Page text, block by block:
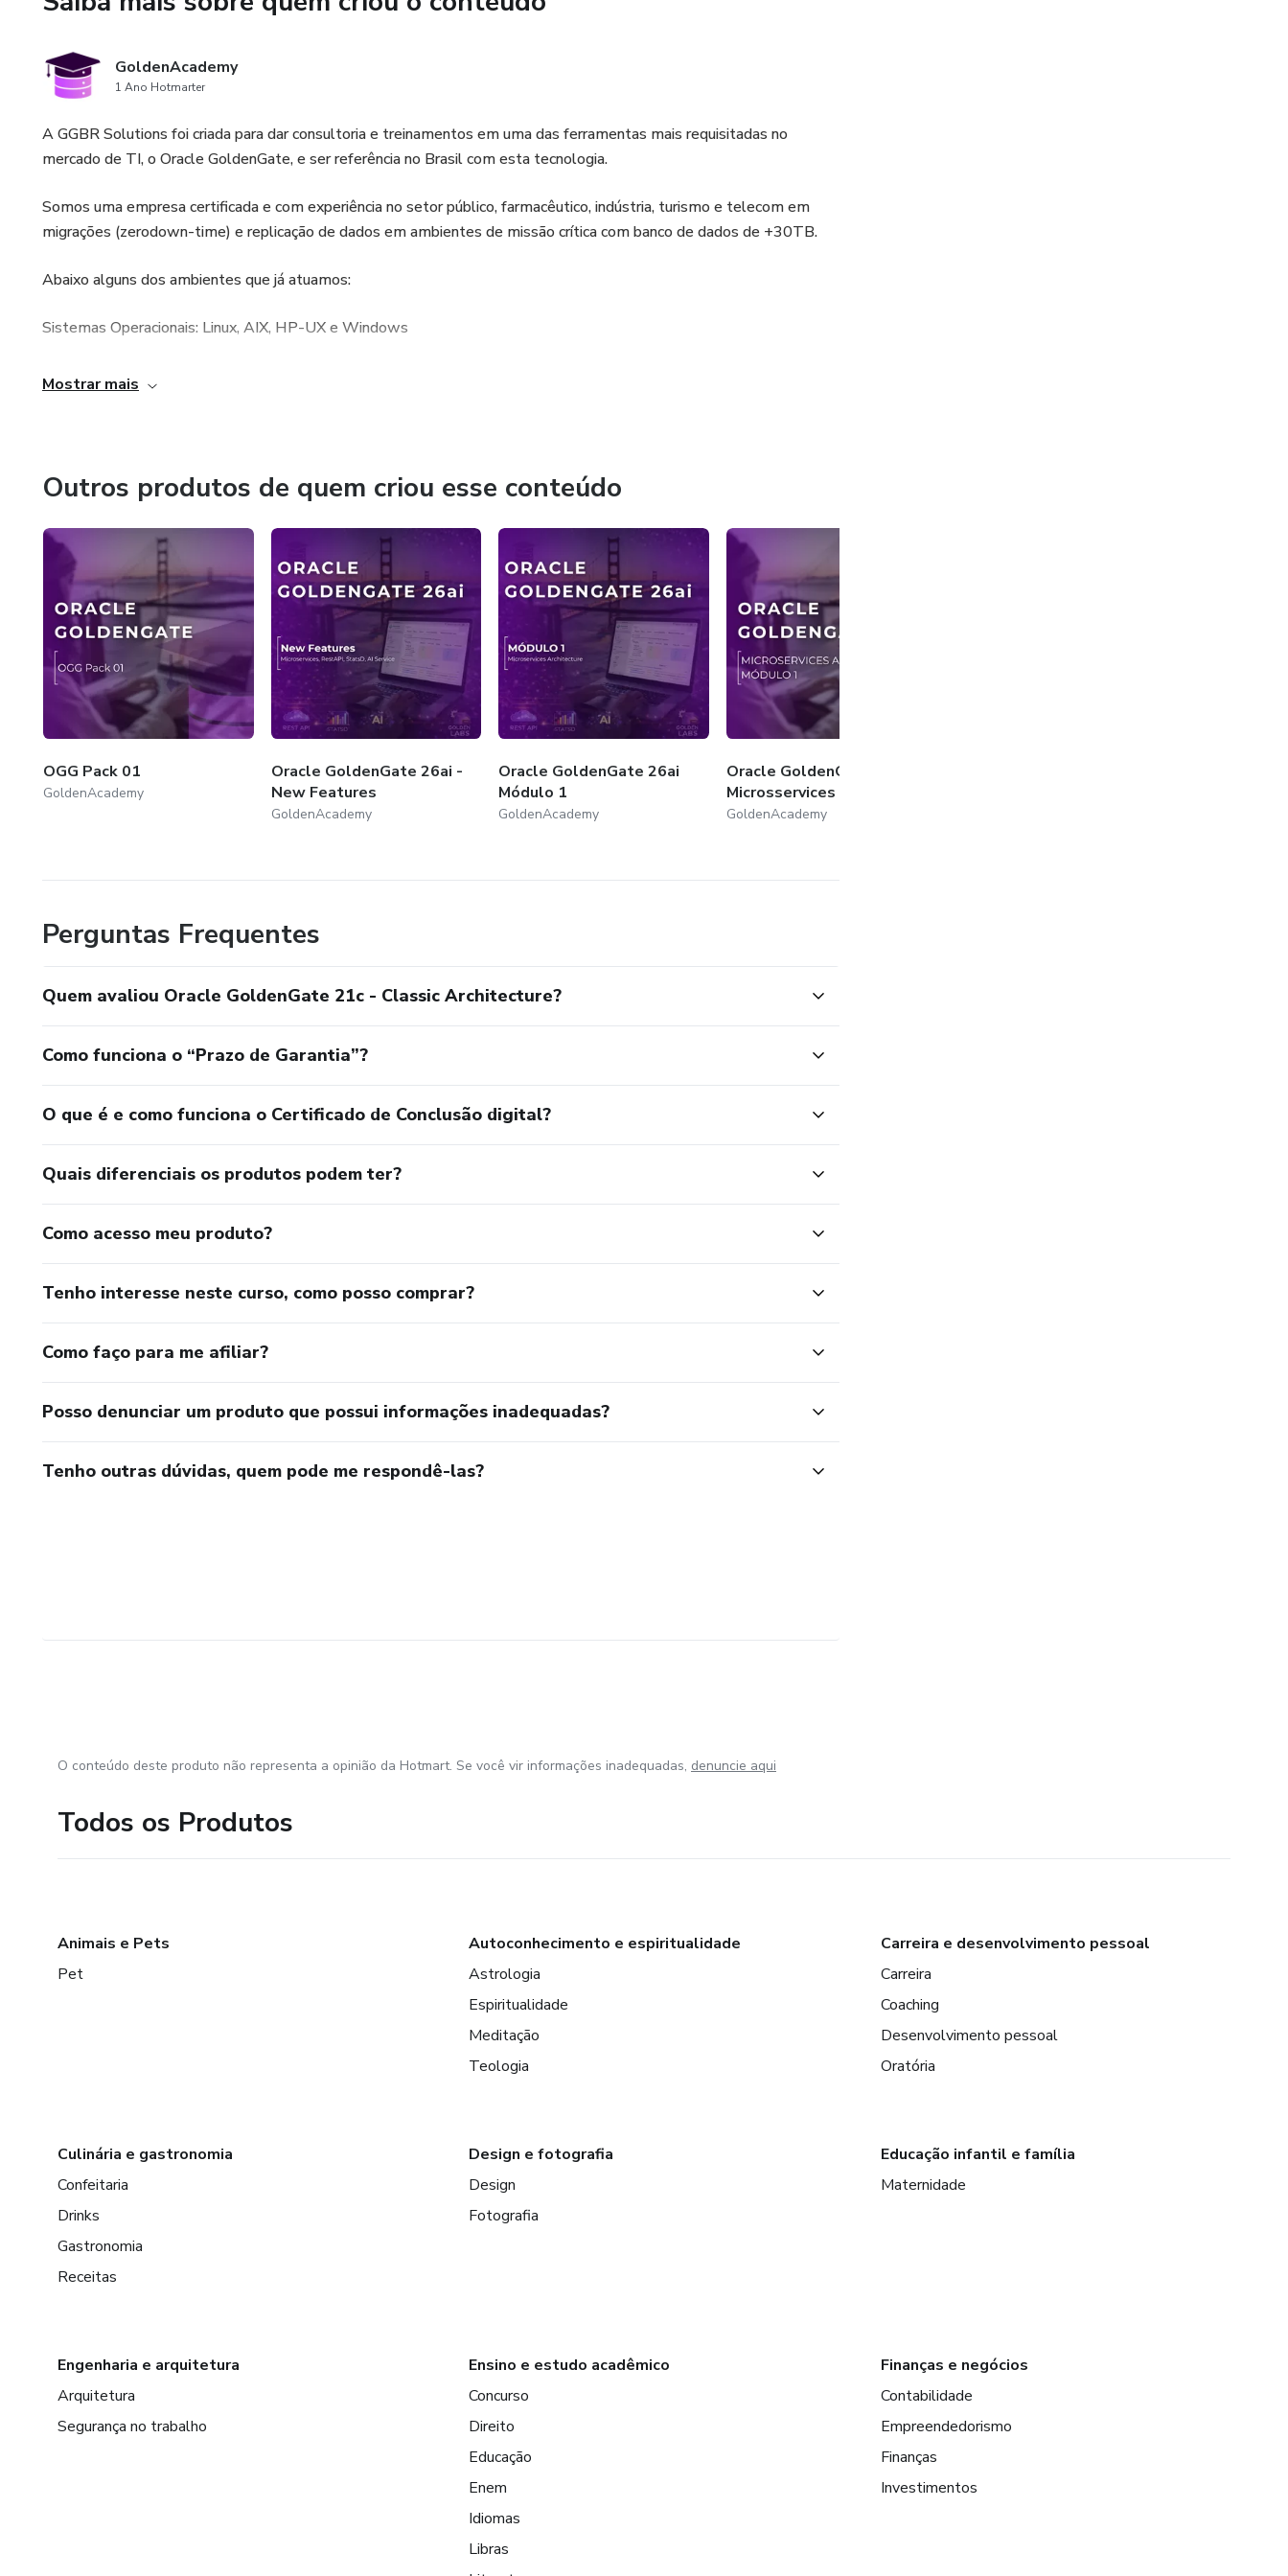
administração e monitoração. Também apresentamos métodos para migrações zero-
Após o curso, o aluno terá acesso ao laboratório por um período extra de 30 dias,
metodologia prática garante que você saia do curso com habilidades aplicáveis e prontas
para agregar valor ao seu ambiente corporativo.
Invista em sua carreira com o melhor curso de Oracle GoldenGate Classic!
GoldenAcademy
1 Ano Hotmarter
A GGBR Solutions foi criada para dar consultoria e treinamentos em uma das ferramentas mais requisitadas no
mercado de TI, o Oracle GoldenGate, e ser referência no Brasil com esta tecnologia.
Somos uma empresa certificada e com experiência no setor público, farmacêutico, indústria, turismo e telecom em
migrações (zerodown-time) e replicação de dados em ambientes de missão crítica com banco de dados de +30TB.
Abaixo alguns dos ambientes que já atuamos:
Sistemas Operacionais: Linux, AIX, HP-UX e Windows
Banco de Dados: Oracle e SQL Server
Mostrar mais
Outros produtos de quem criou esse conteúdo
OGG Pack 01
GoldenAcademy
Oracle GoldenGate 26ai -
New Features
GoldenAcademy
Oracle GoldenGate 26ai
Módulo 1
GoldenAcademy
Oracle GoldenGate 21c -
Microsservices Architecture
GoldenAcademy
Perguntas Frequentes
Quem avaliou Oracle GoldenGate 21c - Classic Architecture?
Como funciona o “Prazo de Garantia”?
O que é e como funciona o Certificado de Conclusão digital?
Quais diferenciais os produtos podem ter?
Como acesso meu produto?
Tenho interesse neste curso, como posso comprar?
Como faço para me afiliar?
Posso denunciar um produto que possui informações inadequadas?
Tenho outras dúvidas, quem pode me respondê-las?
O conteúdo deste produto não representa a opinião da Hotmart. Se você vir informações inadequadas, denuncie aqui
Todos os Produtos
Animais e Pets
Pet
Autoconhecimento e espiritualidade
Astrologia
Espiritualidade
Meditação
Teologia
Carreira e desenvolvimento pessoal
Carreira
Coaching
Desenvolvimento pessoal
Oratória
Culinária e gastronomia
Confeitaria
Drinks
Gastronomia
Receitas
Design e fotografia
Design
Fotografia
Educação infantil e família
Maternidade
Engenharia e arquitetura
Arquitetura
Segurança no trabalho
Ensino e estudo acadêmico
Concurso
Direito
Educação
Enem
Idiomas
Libras
Finanças e negócios
Contabilidade
Empreendedorismo
Finanças
Investimentos